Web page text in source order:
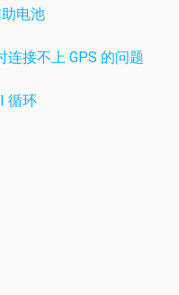
电池
接不上 GPS 的问题
循环